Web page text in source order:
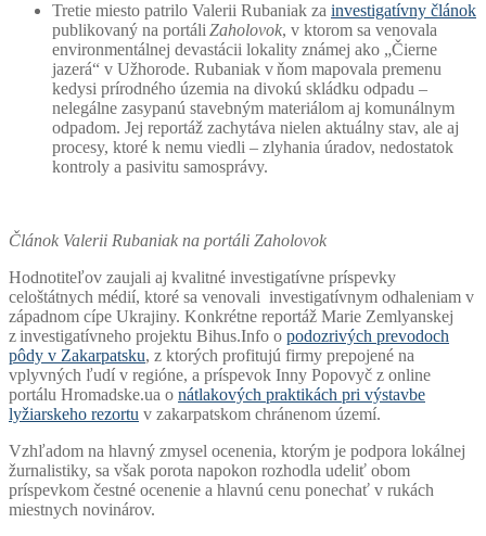
Tretie miesto patrilo Valerii Rubaniak za investigatívny článok
publikovaný na portáli Zaholovok, v ktorom sa venovala
environmentálnej devastácii lokality známej ako „Čierne
jazerá“ v Užhorode. Rubaniak v ňom mapovala premenu
kedysi prírodného územia na divokú skládku odpadu –
nelegálne zasypanú stavebným materiálom aj komunálnym
odpadom. Jej reportáž zachytáva nielen aktuálny stav, ale aj
procesy, ktoré k nemu viedli – zlyhania úradov, nedostatok
kontroly a pasivitu samosprávy.
Článok Valerii Rubaniak na portáli Zaholovok
Hodnotiteľov zaujali aj kvalitné investigatívne príspevky
celoštátnych médií, ktoré sa venovali investigatívnym odhaleniam v
západnom cípe Ukrajiny. Konkrétne reportáž Marie Zemlyanskej
z investigatívneho projektu Bihus.Info o podozrivých prevodoch
pôdy v Zakarpatsku, z ktorých profitujú firmy prepojené na
vplyvných ľudí v regióne, a príspevok Inny Popovyč z online
portálu Hromadske.ua o nátlakových praktikách pri výstavbe
lyžiarskeho rezortu v zakarpatskom chránenom území.
Vzhľadom na hlavný zmysel ocenenia, ktorým je podpora lokálnej
žurnalistiky, sa však porota napokon rozhodla udeliť obom
príspevkom čestné ocenenie a hlavnú cenu ponechať v rukách
miestnych novinárov.